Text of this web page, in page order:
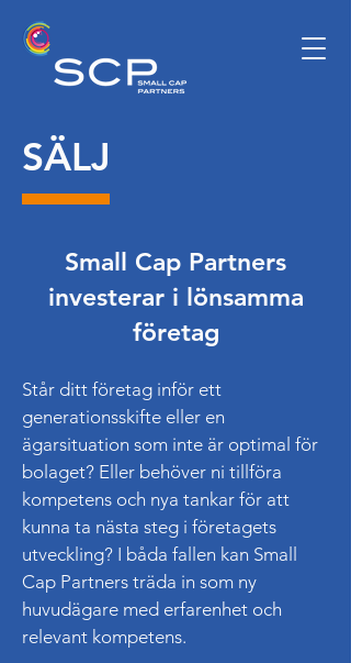
SÄLJ
Small Cap Partners
investerar i lönsamma
företag
Står ditt företag inför ett
generationsskifte eller en
ägarsituation som inte är optimal för
bolaget? Eller behöver ni tillföra
kompetens och nya tankar för att
kunna ta nästa steg i företagets
utveckling? I båda fallen kan Small
Cap Partners träda in som ny
huvudägare med erfarenhet och
relevant kompetens.